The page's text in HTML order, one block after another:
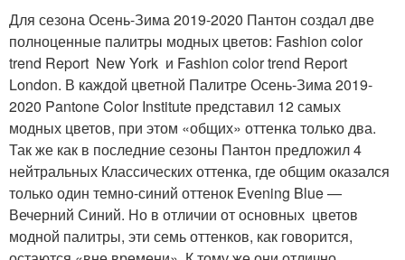
Для сезона Осень-Зима 2019-2020 Пантон создал две
полноценные палитры модных цветов: Fashion color
trend Report New York и Fashion color trend Report
London. В каждой цветной Палитре Осень-Зима 2019-
2020 Pantone Color Institute представил 12 самых
модных цветов, при этом «общих» оттенка только два.
Так же как в последние сезоны Пантон предложил 4
нейтральных Классических оттенка, где общим оказался
только один темно-синий оттенок Evening Blue —
Вечерний Синий. Но в отличии от основных цветов
модной палитры, эти семь оттенков, как говорится,